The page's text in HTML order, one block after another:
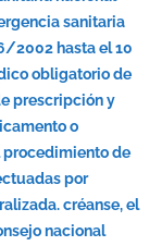
sanitaria
2002 hasta el 10
obligatorio de
prescripción y
o
de
por
créanse, el
nacional